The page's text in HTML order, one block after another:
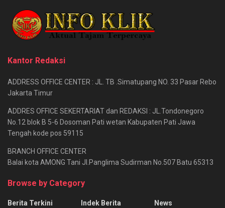
Kantor Redaksi
ADDRESS OFFICE CENTER : JL. TB .Simatupang NO. 33 Pasar Rebo
Jakarta Timur
ADDRES OFFICE SEKERTARIAT dan REDAKSI : JL.Tondonegoro
No.12 blok B 5-6 Dosoman Pati wetan Kabupaten Pati Jawa
Tengah kode pos 59115
BRANCH OFFICE CENTER
Balai kota AMONG Tani Jl.Panglima Sudirman No.507 Batu 65313
Browse by Category
Berita Terkini
Indek Berita
News